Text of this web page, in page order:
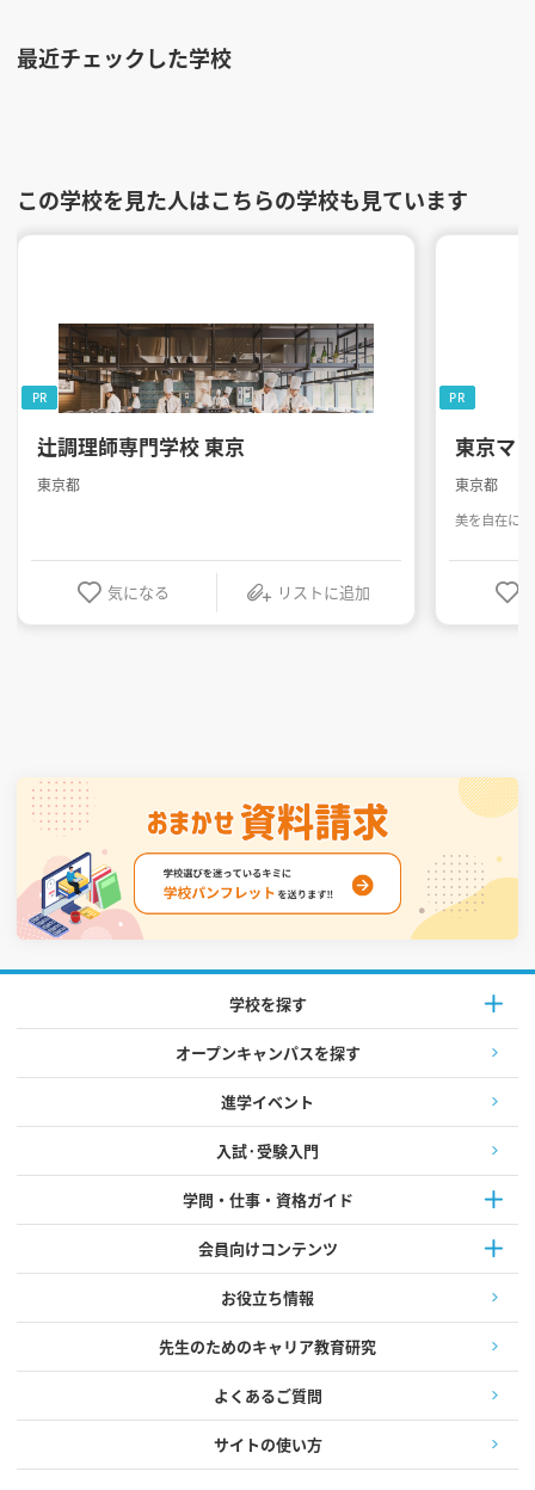
最近チェックした学校
この学校を見た人はこちらの学校も見ています
辻調理師専門学校 東京
東京都
気になる リストに追加
PR
東京マ
東京都
美を自在に
PR
学校を探す
オープンキャンパスを探す
進学イベント
入試·受験入門
学問・仕事・資格ガイド
会員向けコンテンツ
お役立ち情報
先生のためのキャリア教育研究
よくあるご質問
サイトの使い方